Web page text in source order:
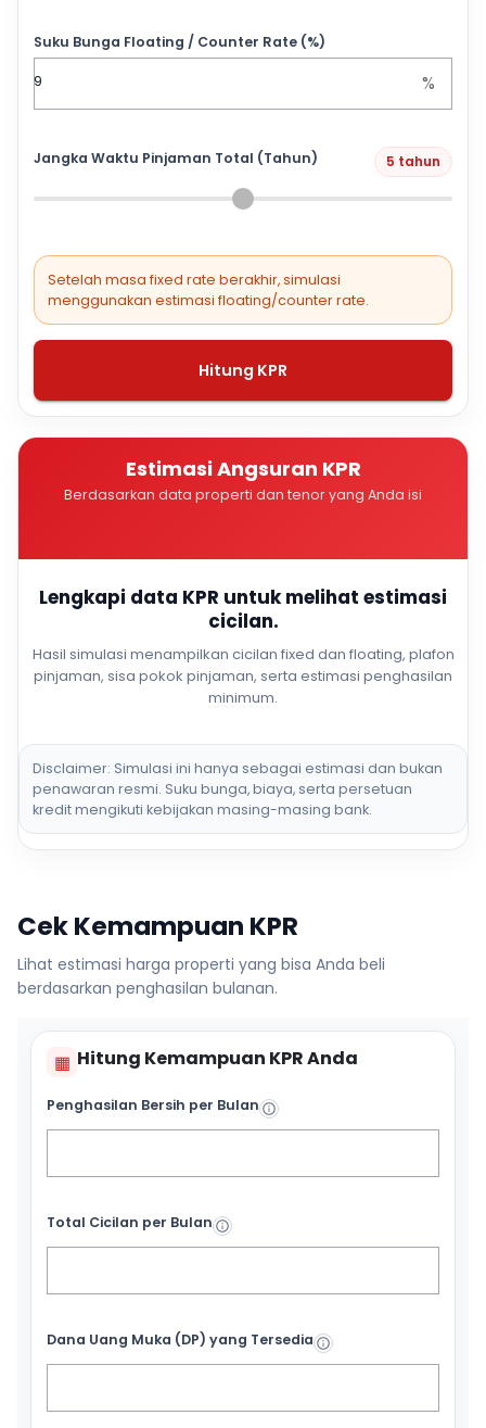
Suku Bunga Floating / Counter Rate (%)
%
Jangka Waktu Pinjaman Total (Tahun) 5 tahun
Setelah masa fixed rate berakhir, simulasi
menggunakan estimasi floating/counter rate.
Hitung KPR
Estimasi Angsuran KPR
Berdasarkan data properti dan tenor yang Anda isi
Lengkapi data KPR untuk melihat estimasi
cicilan.
Hasil simulasi menampilkan cicilan fixed dan floating, plafon
pinjaman, sisa pokok pinjaman, serta estimasi penghasilan
minimum.
Disclaimer: Simulasi ini hanya sebagai estimasi dan bukan
penawaran resmi. Suku bunga, biaya, serta persetuan
kredit mengikuti kebijakan masing-masing bank.
Cek Kemampuan KPR
Lihat estimasi harga properti yang bisa Anda beli
berdasarkan penghasilan bulanan.
▦ Hitung Kemampuan KPR Anda
Penghasilan Bersih per Bulan
Total Cicilan per Bulan
Dana Uang Muka (DP) yang Tersedia